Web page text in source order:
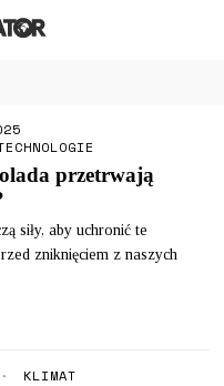
przetrwają
siły, aby uchronić te
zniknięciem z naszych
KLIMAT